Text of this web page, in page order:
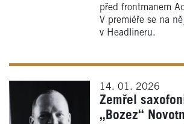
před frontmanem
V premiéře se na
v Headlineru.
14. 01. 2026
Zemřel
„Bozez“